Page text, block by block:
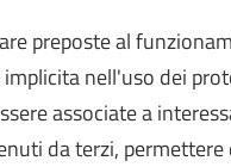
preposte al
nell'uso dei
associate a
da terzi,